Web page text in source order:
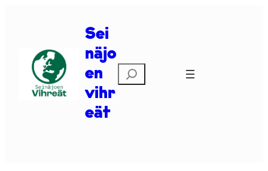
Sei
näjo
en
vihr
eät
Etsi